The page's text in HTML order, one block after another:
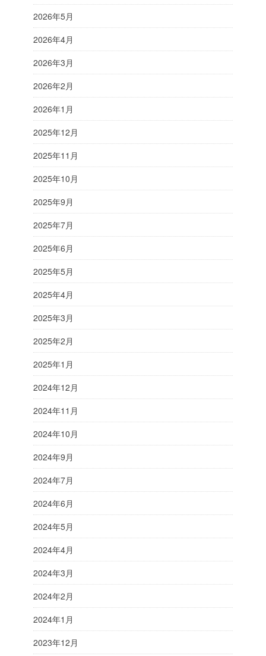
2026年5月
2026年4月
2026年3月
2026年2月
2026年1月
2025年12月
2025年11月
2025年10月
2025年9月
2025年7月
2025年6月
2025年5月
2025年4月
2025年3月
2025年2月
2025年1月
2024年12月
2024年11月
2024年10月
2024年9月
2024年7月
2024年6月
2024年5月
2024年4月
2024年3月
2024年2月
2024年1月
2023年12月